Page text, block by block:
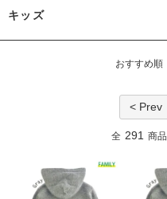
キッズ
おすすめ順
< Prev
全 291 商品